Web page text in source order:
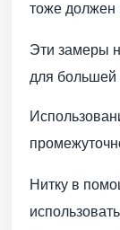
тоже должен
Эти замеры
для большей
Нитку в